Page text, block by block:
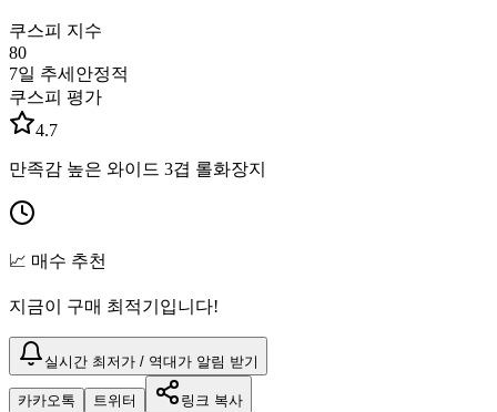
쿠스피 지수
80
7일 추세 안정적
쿠스피 평가
4.7
만족감 높은 와이드 3겹 롤화장지
📈 매수 추천
지금이 구매 최적기입니다!
실시간 최저가 / 역대가 알림 받기
카카오톡 트위터 링크 복사